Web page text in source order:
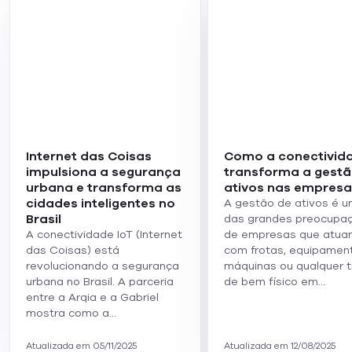
segurança dos dados precisam ser abordadas com o
máximo cuidado possível, adotando soluções éticas e
rigorosas de governança digital.
Além da propriedade dos dados, questões relativas à
regulamentação, interoperabilidade dos diversos
dispositivos e a necessidade de redes privadas seguras —
as chamadasRedes Privativas— são preocupações
constantes que devem ser consideradas cuidadosamente
pelos gestores urbanos que optam pela implementação
dessas ferramentas.
Internet das Coisas
impulsiona a segurança
urbana e transforma as
cidades inteligentes no
Brasil
A conectividade IoT (Internet
das Coisas) está
revolucionando a segurança
urbana no Brasil. A parceria
entre a Arqia e a Gabriel
mostra como a…
Atualizada em 05/11/2025
Como a
transforma a
ativos nas
A gestão de ativos é
das grandes
de empresas que
com frotas,
máquinas ou qualquer
de bem físico em…
Atualizada em 12/08/2025